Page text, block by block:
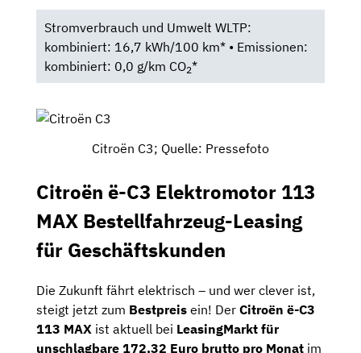
Stromverbrauch und Umwelt WLTP:
kombiniert: 16,7 kWh/100 km* • Emissionen:
kombiniert: 0,0 g/km CO2*
Citroën C3; Quelle: Pressefoto
Citroën ë-C3 Elektromotor 113
MAX Bestellfahrzeug-Leasing
für Geschäftskunden
Die Zukunft fährt elektrisch – und wer clever ist,
steigt jetzt zum Bestpreis ein! Der Citroën ë-C3
113 MAX ist aktuell bei LeasingMarkt für
unschlagbare 172,32 Euro brutto pro Monat im